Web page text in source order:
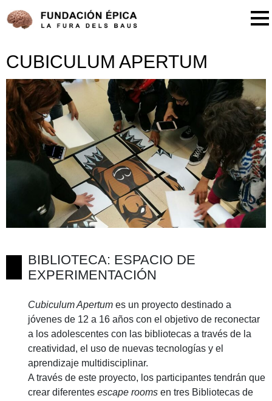
CUBICULUM APERTUM
BIBLIOTECA: ESPACIO DE
EXPERIMENTACIÓN
Cubiculum Apertum es un proyecto destinado a
jóvenes de 12 a 16 años con el objetivo de reconectar
a los adolescentes con las bibliotecas a través de la
creatividad, el uso de nuevas tecnologías y el
aprendizaje multidisciplinar.
A través de este proyecto, los participantes tendrán que
crear diferentesescape roomsen tres Bibliotecas de